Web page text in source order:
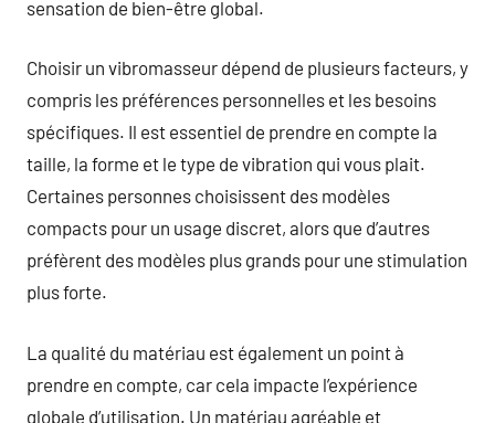
sensation de bien-être global.
Choisir un vibromasseur dépend de plusieurs facteurs, y
compris les préférences personnelles et les besoins
spécifiques. Il est essentiel de prendre en compte la
taille, la forme et le type de vibration qui vous plait.
Certaines personnes choisissent des modèles
compacts pour un usage discret, alors que d’autres
préfèrent des modèles plus grands pour une stimulation
plus forte.
La qualité du matériau est également un point à
prendre en compte, car cela impacte l’expérience
globale d’utilisation. Un matériau agréable et